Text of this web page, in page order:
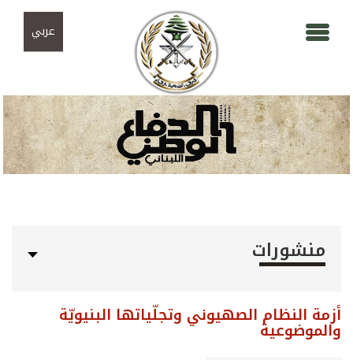
عربي
منشورات
أزمة النظام الصهيوني وتجلّياتها البنيويّة
والموضوعية